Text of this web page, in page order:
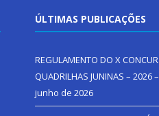
ÚLTIMAS PUBLICAÇÕES
REGULAMENTO DO X
QUADRILHAS JUNINAS – 2026
junho de 2026